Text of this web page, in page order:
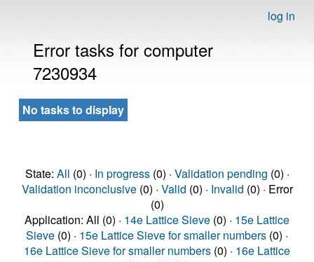
log in
Error tasks for computer
7230934
No tasks to display
State: All (0) · In progress(0) · Validation pending (0) ·
Validation inconclusive(0) · Valid (0) · Invalid (0) · Error
(0)
Application: All (0) · 14e Lattice Sieve (0) · 15e Lattice
Sieve (0) · 15e Lattice Sieve for smaller numbers (0) ·
16e Lattice Sieve for smaller numbers (0) · 16e Lattice